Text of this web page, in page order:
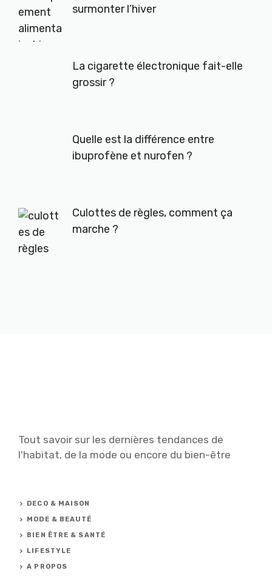
surmonter l’hiver
La cigarette électronique fait-elle
grossir ?
Quelle est la différence entre
ibuprofène et nurofen ?
Culottes de règles, comment ça
marche ?
Tout savoir sur les dernières tendances de
l'habitat, de la mode ou encore du bien-être
DECO & MAISON
MODE & BEAUTÉ
BIEN ÊTRE & SANTÉ
LIFESTYLE
A PROPOS